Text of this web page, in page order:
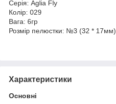
Серія: Aglia Fly
Колір: 029
Вага: 6гр
Розмір пелюстки: №3 (32 * 17мм)
Характеристики
Основні